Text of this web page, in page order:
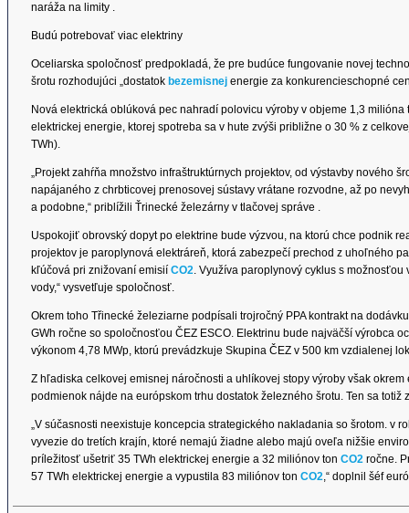
naráža na limity .
Budú potrebovať viac elektriny
Oceliarska spoločnosť predpokladá, že pre budúce fungovanie novej
šrotu rozhodujúci „dostatok bezemisnej energie za konkurencieschopné
Nová elektrická oblúková pec nahradí polovicu výroby v objeme 1,3
elektrickej energie, ktorej spotreba sa v hute zvýši približne o 30 % z
TWh).
„Projekt zahŕňa množstvo infraštruktúrnych projektov, od výstavby nového
napájaného z chrbticovej prenosovej sústavy vrátane rozvodne, až po
a podobne,“ priblížili Ťrinecké železárny v tlačovej správe .
Uspokojiť obrovský dopyt po elektrine bude výzvou, na ktorú chce podnik
projektov je paroplynová elektráreň, ktorá zabezpečí prechod z uhoľného
kľúčová pri znižovaní emisií CO2. Využíva paroplynový cyklus s
vody,“ vysvetľuje spoločnosť.
Okrem toho Třinecké železiarne podpísali trojročný PPA kontrakt na
GWh ročne so spoločnosťou ČEZ ESCO. Elektrinu bude najväčší výrobca
výkonom 4,78 MWp, ktorú prevádzkuje Skupina ČEZ v 500 km vzdialenej
Z hľadiska celkovej emisnej náročnosti a uhlíkovej stopy výroby však
podmienok nájde na európskom trhu dostatok železného šrotu. Ten sa totiž
„V súčasnosti neexistuje koncepcia strategického nakladania so šrotom. v
vyvezie do tretích krajín, ktoré nemajú žiadne alebo majú oveľa nižšie
príležitosť ušetriť 35 TWh elektrickej energie a 32 miliónov ton CO2 ročne.
57 TWh elektrickej energie a vypustila 83 miliónov ton CO2,“ doplnil šéf